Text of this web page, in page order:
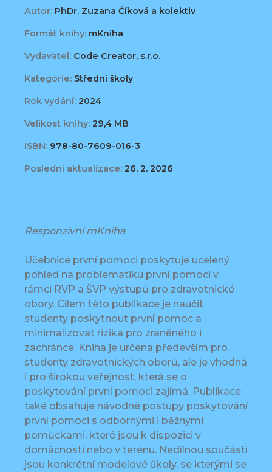
Autor: PhDr. Zuzana Číková a kolektiv
Formát knihy: mKniha
Vydavatel: Code Creator, s.r.o.
Kategorie: Střední školy
Rok vydání: 2024
Velikost knihy: 29,4 MB
ISBN: 978-80-7609-016-3
Poslední aktualizace: 26. 2. 2026
Responzivní mKniha
Učebnice první pomoci poskytuje ucelený
pohled na problematiku první pomoci v
rámci RVP a ŠVP výstupů pro zdravotnické
obory. Cílem této publikace je naučit
studenty poskytnout první pomoc a
minimalizovat rizika pro zraněného i
zachránce. Kniha je určena především pro
studenty zdravotnických oborů, ale je vhodná
i pro širokou veřejnost, která se o
poskytování první pomoci zajímá. Publikace
také obsahuje návodné postupy poskytování
první pomoci s odbornými i běžnými
pomůckami, které jsou k dispozici v
domácnosti nebo v terénu. Nedílnou součástí
jsou konkrétní modelové úkoly, se kterými se